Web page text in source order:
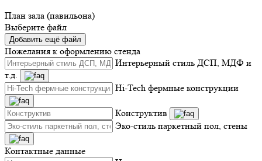
План зала (павильона)
Выберите файл
Добавить ещё файл
Пожелания к оформлению стенда
Интерьерный стиль ДСП, МДФ и
т.д.
Hi-Tech фермные конструкции
Конструктив
Эко-стиль паркетный пол, стены
Контактные данные